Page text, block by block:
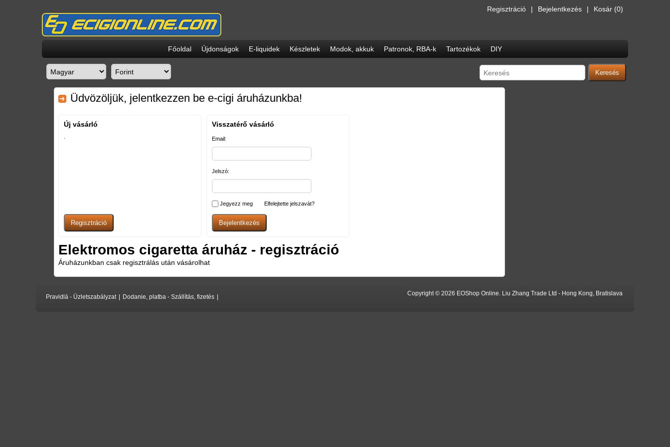
Regisztráció Bejelentkezés Kosár (0)
Főoldal Újdonságok E-liquidek Készletek Modok, akkuk Patronok, RBA-k Tartozékok DIY
Üdvözöljük, jelentkezzen be e-cigi áruházunkba!
Új vásárló Visszatérő vásárló
Email:
Jelszó:
Jegyezz meg Elfelejtette jelszavát?
Elektromos cigaretta áruház - regisztráció
Áruházunkban csak regisztrálás után vásárolhat
Pravidlá - Üzletszabályzat Dodanie, platba - Szállítás, fizetés Copyright © 2026 EOShop Online. Liu Zhang Trade Ltd - Hong Kong, Bratislava